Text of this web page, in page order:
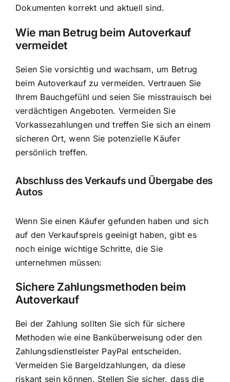
Dokumenten korrekt und aktuell sind.
Wie man Betrug beim Autoverkauf
vermeidet
Seien Sie vorsichtig und wachsam, um Betrug
beim Autoverkauf zu vermeiden. Vertrauen Sie
Ihrem Bauchgefühl und seien Sie misstrauisch bei
verdächtigen Angeboten. Vermeiden Sie
Vorkassezahlungen und treffen Sie sich an einem
sicheren Ort, wenn Sie potenzielle Käufer
persönlich treffen.
Abschluss des Verkaufs und Übergabe des
Autos
Wenn Sie einen Käufer gefunden haben und sich
auf den Verkaufspreis geeinigt haben, gibt es
noch einige wichtige Schritte, die Sie
unternehmen müssen:
Sichere Zahlungsmethoden beim
Autoverkauf
Bei der Zahlung sollten Sie sich für sichere
Methoden wie eine Banküberweisung oder den
Zahlungsdienstleister PayPal entscheiden.
Vermeiden Sie Bargeldzahlungen, da diese
riskant sein können. Stellen Sie sicher, dass die